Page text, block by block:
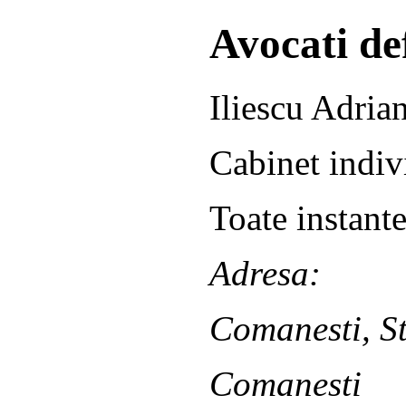
Avocati
Iliescu
Cabinet
Toate
Adresa:
Comanesti,
Comanesti